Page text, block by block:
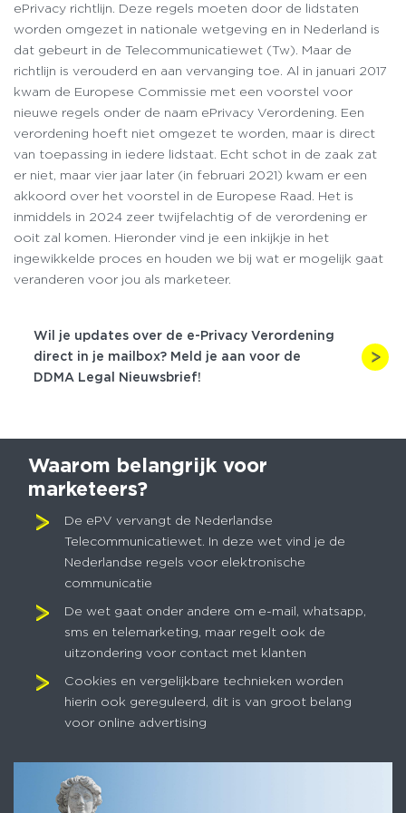
ePrivacy richtlijn. Deze regels moeten door de lidstaten
worden omgezet in nationale wetgeving en in Nederland is
dat gebeurt in de Telecommunicatiewet (Tw). Maar de
richtlijn is verouderd en aan vervanging toe. Al in januari 2017
kwam de Europese Commissie met een voorstel voor
nieuwe regels onder de naam ePrivacy Verordening. Een
verordening hoeft niet omgezet te worden, maar is direct
van toepassing in iedere lidstaat. Echt schot in de zaak zat
er niet, maar vier jaar later (in februari 2021) kwam er een
akkoord over het voorstel in de Europese Raad. Het is
inmiddels in 2024 zeer twijfelachtig of de verordening er
ooit zal komen. Hieronder vind je een inkijkje in het
ingewikkelde proces en houden we bij wat er mogelijk gaat
veranderen voor jou als marketeer.
Wil je updates over de e-Privacy Verordening
direct in je mailbox? Meld je aan voor de
DDMA Legal Nieuwsbrief!
Waarom belangrijk voor
marketeers?
De ePV vervangt de Nederlandse
Telecommunicatiewet. In deze wet vind je de
Nederlandse regels voor elektronische
communicatie
De wet gaat onder andere om e-mail, whatsapp,
sms en telemarketing, maar regelt ook de
uitzondering voor contact met klanten
Cookies en vergelijkbare technieken worden
hierin ook gereguleerd, dit is van groot belang
voor online advertising